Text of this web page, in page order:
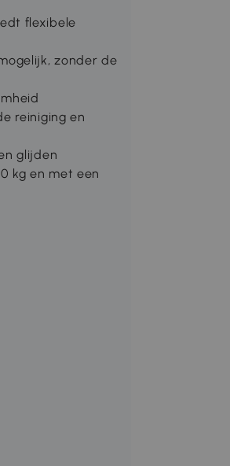
flexibele
zonder de
reiniging en
glijden
kg en met een